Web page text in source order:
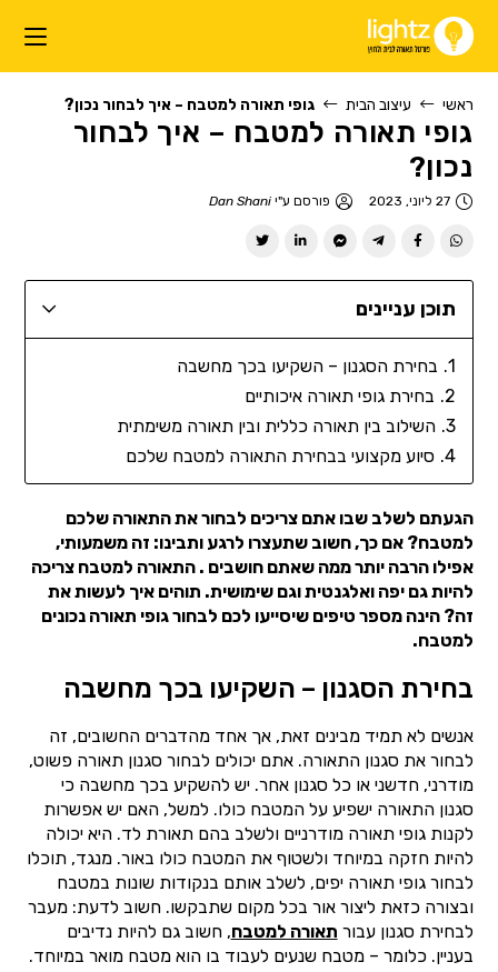
ראשי עיצוב הבית גופי תאורה למטבח – איך לבחור נכון?
גופי תאורה למטבח – איך לבחור
נכון?
27 ליוני, 2023 פורסם ע"יDan Shani
תוכן עניינים
בחירת הסגנון – השקיעו בכך מחשבה
בחירת גופי תאורה איכותיים
השילוב בין תאורה כללית ובין תאורה משימתית
סיוע מקצועי בבחירת התאורה למטבח שלכם
הגעתם לשלב שבו אתם צריכים לבחור את התאורה שלכם
למטבח? אם כך, חשוב שתעצרו לרגע ותבינו: זה משמעותי,
אפילו הרבה יותר ממה שאתם חושבים . התאורה למטבח צריכה
להיות גם יפה ואלגנטית וגם שימושית. תוהים איך לעשות את
זה? הינה מספר טיפים שיסייעו לכם לבחור גופי תאורה נכונים
למטבח.
בחירת הסגנון – השקיעו בכך מחשבה
אנשים לא תמיד מבינים זאת, אך אחד מהדברים החשובים, זה
לבחור את סגנון התאורה. אתם יכולים לבחור סגנון תאורה פשוט,
מודרני, חדשני או כל סגנון אחר. יש להשקיע בכך מחשבה כי
סגנון התאורה ישפיע על המטבח כולו. למשל, האם יש אפשרות
לקנות גופי תאורה מודרניים ולשלב בהם תאורת לד. היא יכולה
להיות חזקה במיוחד ולשטוף את המטבח כולו באור. מנגד, תוכלו
לבחור גופי תאורה יפים, לשלב אותם בנקודות שונות במטבח
ובצורה כזאת ליצור אור בכל מקום שתבקשו. חשוב לדעת: מעבר
לבחירת סגנון עבור תאורה למטבח, חשוב גם להיות נדיבים
בעניין. כלומר – מטבח שנעים לעבוד בו הוא מטבח מואר במיוחד.